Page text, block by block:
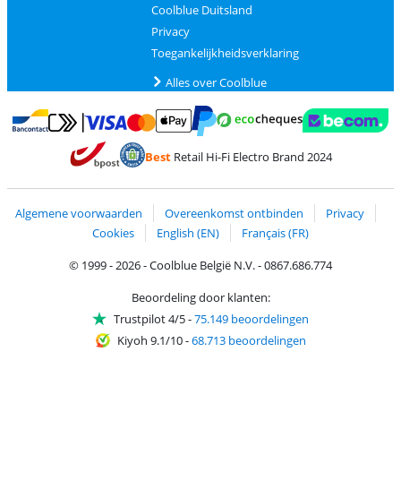
Coolblue Duitsland
Privacy
Toegankelijkheidsverklaring
Alles over Coolblue
Betalen met Bancontact
Betalen met MasterCard en Visa via ClickToPay
BestRetail Hi-Fi Electro Brand 2024
Algemene voorwaarden Overeenkomst ontbinden
Privacy
Cookies
English (EN)
Français (FR)
© 1999 - 2026 - Coolblue België N.V. - 0867.686.774
Beoordeling door klanten:
Trustpilot 4/5-75.149 beoordelingen
Kiyoh 9.1/10-68.713 beoordelingen